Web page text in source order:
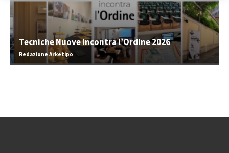
Tecniche Nuove incontra l’Ordine 2026
Redazione Arketipo